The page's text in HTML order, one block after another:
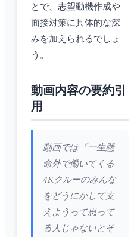
とで、志望動機作成や
面接対策に具体的な深
みを加えられるでしょ
う。
動画内容の要約引
用
動画では『一生懸
命外で働いてくる
4Kクルーのみんな
をどうにかして支
えようって思って
る人じゃないとそ